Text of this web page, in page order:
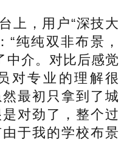
，用户“深技大
“纯纯双非布景，
中介。对比后感觉
对专业的理解很
最初只拿到了城
对劲了，整个过
于我的学校布景